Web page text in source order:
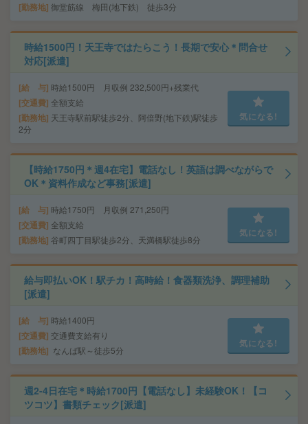
勤務地 御堂筋線 梅田(地下鉄) 徒歩3分
時給1500円！天王寺ではたらこう！長期で安心＊問合せ
対応[派遣]
給 与 時給1500円 月収例 232,500円+残業代
交通費 全額支給
勤務地 天王寺駅前駅徒歩2分、阿倍野(地下鉄)駅徒歩
2分
気になる!
【時給1750円＊週4在宅】電話なし！英語は調べながらで
OK＊資料作成など事務[派遣]
給 与 時給1750円 月収例 271,250円
交通費 全額支給
勤務地 谷町四丁目駅徒歩2分、天満橋駅徒歩8分
気になる!
給与即払いOK！駅チカ！高時給！食器類洗浄、調理補助
[派遣]
給 与 時給1400円
交通費 交通費支給有り
勤務地 なんば駅～徒歩5分
気になる!
週2-4日在宅＊時給1700円【電話なし】未経験OK！【コ
ツコツ】書類チェック[派遣]